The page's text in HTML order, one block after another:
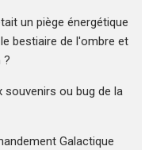
un piège énergétique
bestiaire de l'ombre et
?
souvenirs ou bug de la
Galactique